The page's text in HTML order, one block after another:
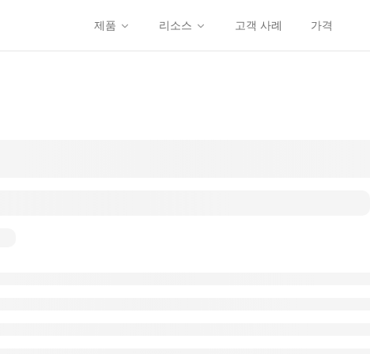
리소스 고객 사례 가격